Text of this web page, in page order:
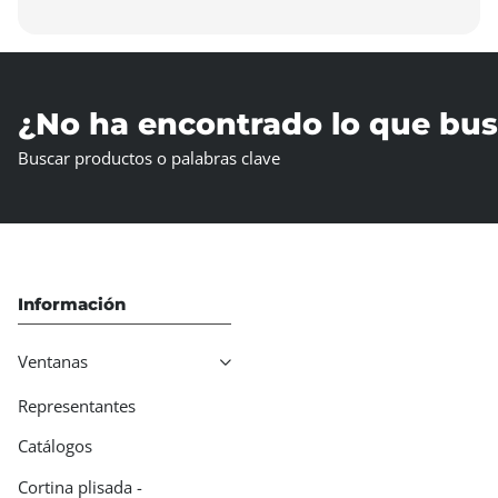
¿No ha encontrado lo que
Buscar productos o palabras clave
Información
Ventanas
Representantes
Catálogos
Cortina plisada -